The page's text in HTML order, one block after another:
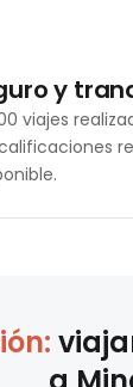
y
viajes